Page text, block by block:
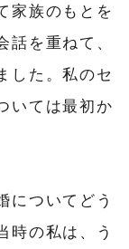
家族のもとを
を重ねて、
した。私のセ
いては最初か
についてどう
時の私は、う